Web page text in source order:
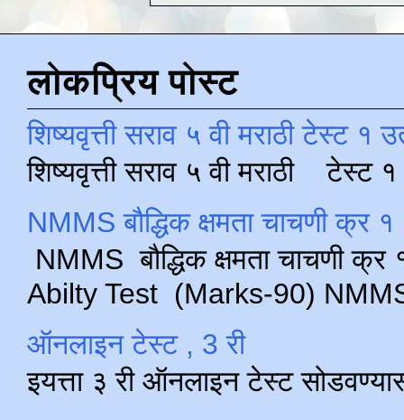
लोकप्रिय पोस्ट
शिष्यवृत्ती सराव ५ वी मराठी टेस्ट १
शिष्यवृत्ती सराव ५ वी मराठी टेस्ट
NMMS बौद्धिक क्षमता चाचणी क्र
NMMS बौद्धिक क्षमता चाचणी
Abilty Test (Marks-90) NMMS
ऑनलाइन टेस्ट , 3 री
इयत्ता ३ री ऑनलाइन टेस्ट